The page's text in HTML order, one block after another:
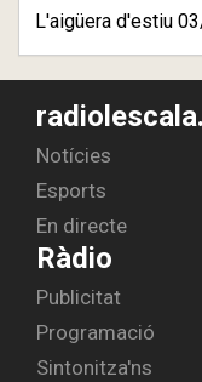
L'aigüera d'estiu
Notícies
Esports
En directe
Ràdio
Publicitat
Programació
Sintonitza'ns